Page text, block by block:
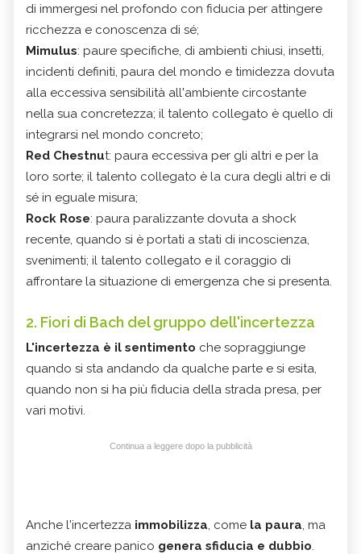
di immergesi nel profondo con fiducia per attingere
ricchezza e conoscenza di sé;
Mimulus: paure specifiche, di ambienti chiusi, insetti,
incidenti definiti, paura del mondo e timidezza dovuta
alla eccessiva sensibilità all'ambiente circostante
nella sua concretezza; il talento collegato è quello di
integrarsi nel mondo concreto;
Red Chestnut: paura eccessiva per gli altri e per la
loro sorte; il talento collegato è la cura degli altri e di
sé in eguale misura;
Rock Rose: paura paralizzante dovuta a shock
recente, quando si è portati a stati di incoscienza,
svenimenti; il talento collegato e il coraggio di
affrontare la situazione di emergenza che si presenta.
2. Fiori di Bach del gruppo dell'incertezza
L'incertezza è il sentimento che sopraggiunge
quando si sta andando da qualche parte e si esita,
quando non si ha più fiducia della strada presa, per
vari motivi.
Continua a leggere dopo la pubblicità
Anche l'incertezza immobilizza, come la paura, ma
anziché creare panico genera sfiducia e dubbio.